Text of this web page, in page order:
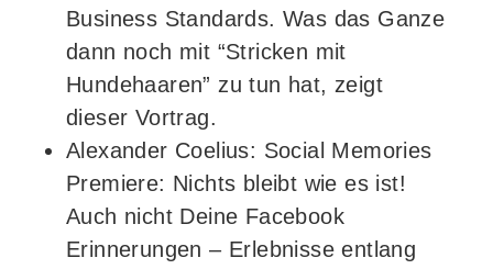
Business Standards. Was das Ganze
dann noch mit “Stricken mit
Hundehaaren” zu tun hat, zeigt
dieser Vortrag.
Alexander Coelius: Social Memories
Premiere: Nichts bleibt wie es ist!
Auch nicht Deine Facebook
Erinnerungen – Erlebnisse entlang